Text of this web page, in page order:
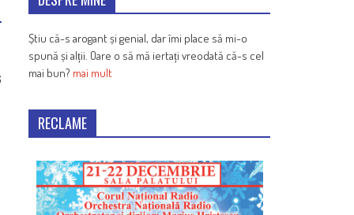
Știu că-s arogant și genial, dar îmi place să mi-o
spună și alții. Oare o să mă iertați vreodată că-s cel
mai bun? mai mult
RECLAME